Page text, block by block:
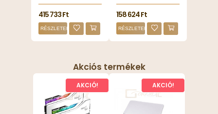
415 733 Ft
RÉSZLETEK
158 624 Ft
RÉSZLETEK
Akciós termékek
AKCIÓ! AKCIÓ!